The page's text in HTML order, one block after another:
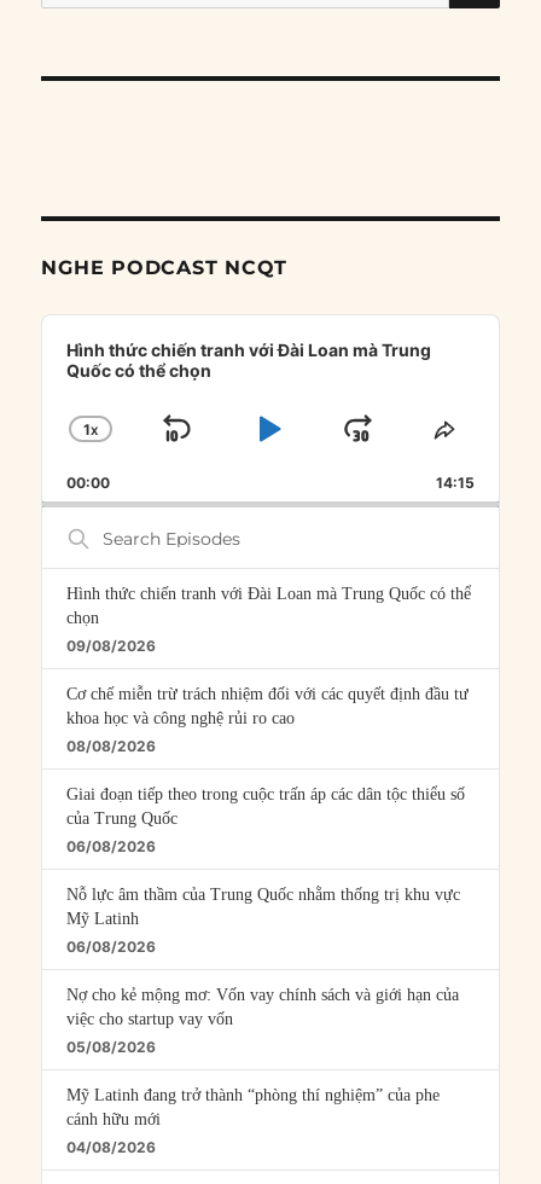
for:
NGHE PODCAST NCQT
Audio
Player
Hình thức chiến tranh với Đài Loan mà Trung
Quốc có thể chọn
CHANGE
RATE
1X
SKIP
PLAYJUMP
FORWARD
SHARE
00:00 14:15
Search
Episodes
Hình thức chiến tranh với Đài Loan mà Trung Quốc có thể
chọn
09/08/2026
Cơ chế miễn trừ trách nhiệm đối với các quyết định đầu tư
khoa học và công nghệ rủi ro cao
08/08/2026
Giai đoạn tiếp theo trong cuộc trấn áp các dân tộc thiểu số
của Trung Quốc
06/08/2026
Nỗ lực âm thầm của Trung Quốc nhằm thống trị khu vực
Mỹ Latinh
06/08/2026
Nợ cho kẻ mộng mơ: Vốn vay chính sách và giới hạn của
việc cho startup vay vốn
05/08/2026
Mỹ Latinh đang trở thành “phòng thí nghiệm” của phe
cánh hữu mới
04/08/2026